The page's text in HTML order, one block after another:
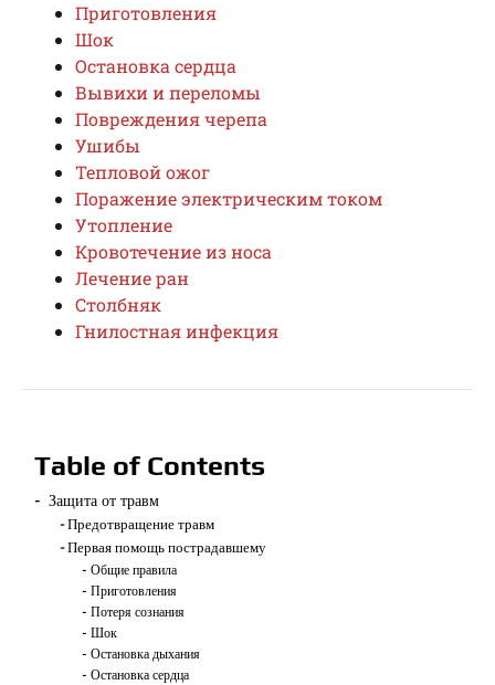
Приготовления
Шок
Остановка сердца
Вывихи и переломы
Повреждения черепа
Ушибы
Тепловой ожог
Поражение электрическим током
Утопление
Кровотечение из носа
Лечение ран
Столбняк
Гнилостная инфекция
Table of Contents
Защита от травм
Предотвращение травм
Первая помощь пострадавшему
Общие правила
Приготовления
Потеря сознания
Шок
Остановка дыхания
Остановка сердца